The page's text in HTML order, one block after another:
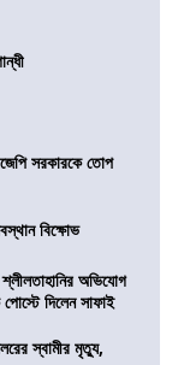
সরকারকে তোপ
বিক্ষোভ
অভিযোগ
দিলেন সাফাই
স্বামীর মৃত্যু,